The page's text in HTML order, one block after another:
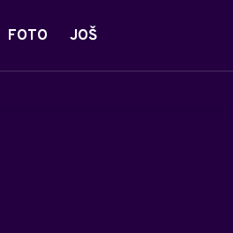
FOTO JOŠ